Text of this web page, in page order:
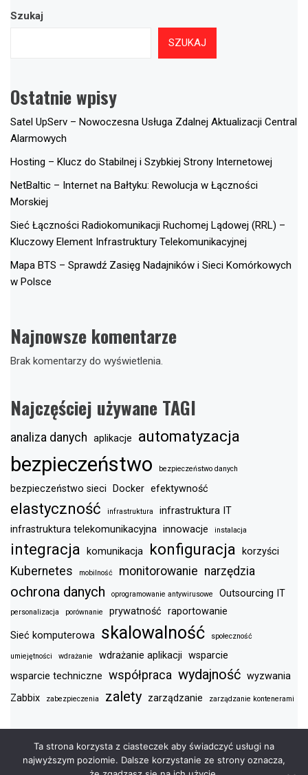
Szukaj
SZUKAJ
Ostatnie wpisy
Satel UpServ – Nowoczesna Usługa Zdalnej Aktualizacji Central
Alarmowych
Hosting – Klucz do Stabilnej i Szybkiej Strony Internetowej
NetBaltic – Internet na Bałtyku: Rewolucja w Łączności
Morskiej
Sieć Łączności Radiokomunikacji Ruchomej Lądowej (RRL) –
Kluczowy Element Infrastruktury Telekomunikacyjnej
Mapa BTS – Sprawdź Zasięg Nadajników i Sieci Komórkowych
w Polsce
Najnowsze komentarze
Brak komentarzy do wyświetlenia.
Najczęściej używane TAGI
analiza danych aplikacje automatyzacja
bezpieczeństwo bezpieczeństwo danych
bezpieczeństwo sieci Docker efektywność
elastyczność infrastruktura
infrastruktura IT
infrastruktura telekomunikacyjna innowacje instalacja
integracja komunikacja konfiguracja korzyści
Kubernetes mobilność monitorowanie narzędzia
ochrona danych oprogramowanie antywirusowe Outsourcing IT
personalizacja porównanie prywatność raportowanie
Sieć komputerowa skalowalność społeczność
umiejętności wdrażanie wdrażanie aplikacji wsparcie
wsparcie techniczne współpraca wydajność wyzwania
Zabbix
zabezpieczenia zalety zarządzanie zarządzanie kontenerami
PRAWA AUTORSKIE XA5.PL © WSZELKIE PRAWA
Ta strona korzysta z ciasteczek aby świadczyć usługi na
najwyższym poziomie. Dalsze korzystanie ze strony oznacza,